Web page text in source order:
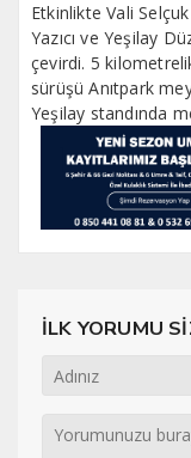
Etkinlikte Vali
Yazıcı ve Yeşilay
çevirdi. 5
sürüşü Anıtpark
Yeşilay standında
İLK YORUMU